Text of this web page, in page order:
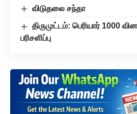
விடுதலை சந்தா
திருமுட்டம்: பெரியார் 1000
பரிசளிப்பு